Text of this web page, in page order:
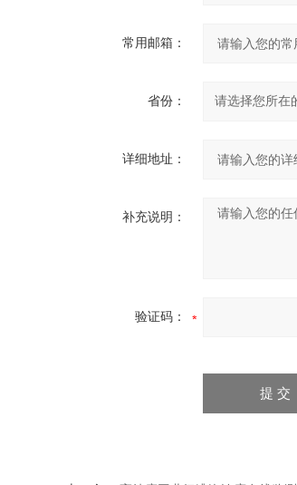
常用邮箱：
省份：
详细地址：
补充说明：
验证码：